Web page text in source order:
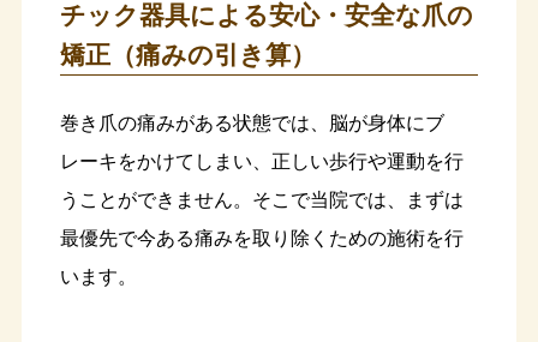
チック器具による安心・安全な爪の
矯正（痛みの引き算）
巻き爪の痛みがある状態では、脳が身体にブ
レーキをかけてしまい、正しい歩行や運動を行
うことができません。そこで当院では、まずは
最優先で今ある痛みを取り除くための施術を行
います。